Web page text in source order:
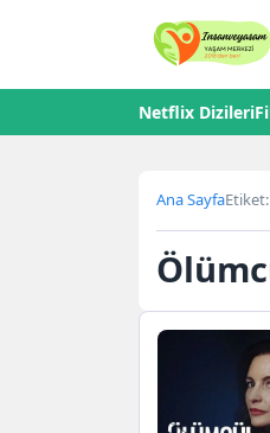
Netflix Dizileri
Ana Sayfa